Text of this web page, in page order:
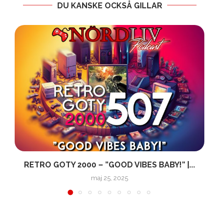
DU KANSKE OCKSÅ GILLAR
RETRO GOTY 2000 – ”GOOD VIBES BABY!” |...
maj 25, 2025